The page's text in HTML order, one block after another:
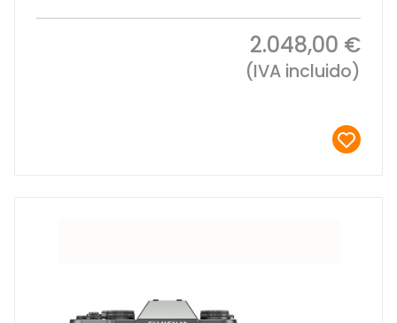
2.048,00 €
(IVA incluido)